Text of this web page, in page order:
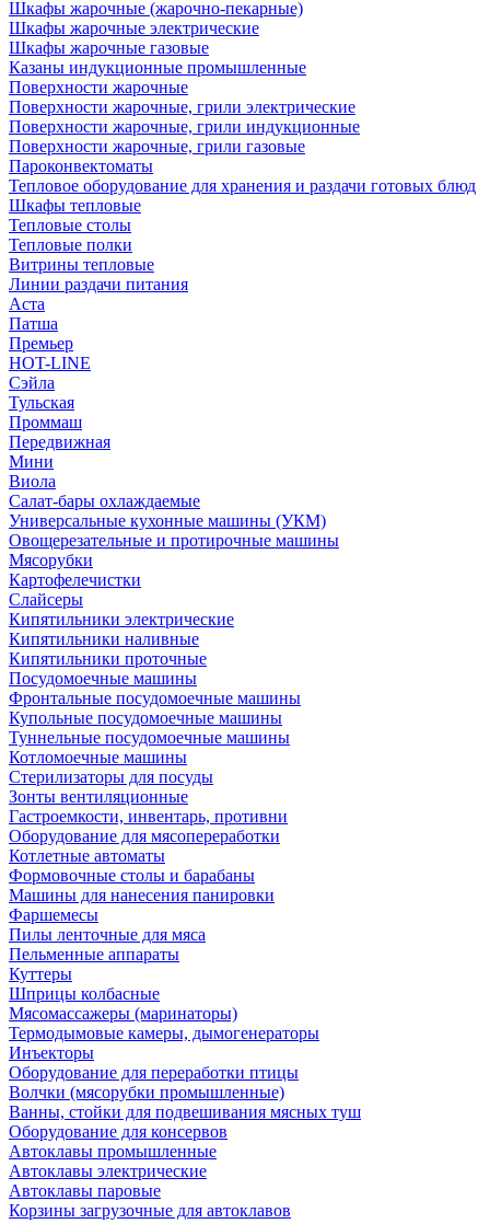
Шкафы жарочные (жарочно-пекарные)
Шкафы жарочные электрические
Шкафы жарочные газовые
Казаны индукционные промышленные
Поверхности жарочные
Поверхности жарочные, грили электрические
Поверхности жарочные, грили индукционные
Поверхности жарочные, грили газовые
Пароконвектоматы
Тепловое оборудование для хранения и раздачи готовых блюд
Шкафы тепловые
Тепловые столы
Тепловые полки
Витрины тепловые
Линии раздачи питания
Аста
Патша
Премьер
HOT-LINE
Сэйла
Тульская
Проммаш
Передвижная
Мини
Виола
Салат-бары охлаждаемые
Универсальные кухонные машины (УКМ)
Овощерезательные и протирочные машины
Мясорубки
Картофелечистки
Слайсеры
Кипятильники электрические
Кипятильники наливные
Кипятильники проточные
Посудомоечные машины
Фронтальные посудомоечные машины
Купольные посудомоечные машины
Туннельные посудомоечные машины
Котломоечные машины
Стерилизаторы для посуды
Зонты вентиляционные
Гастроемкости, инвентарь, противни
Оборудование для мясопереработки
Котлетные автоматы
Формовочные столы и барабаны
Машины для нанесения панировки
Фаршемесы
Пилы ленточные для мяса
Пельменные аппараты
Куттеры
Шприцы колбасные
Мясомассажеры (маринаторы)
Термодымовые камеры, дымогенераторы
Инъекторы
Оборудование для переработки птицы
Волчки (мясорубки промышленные)
Ванны, стойки для подвешивания мясных туш
Оборудование для консервов
Автоклавы промышленные
Автоклавы электрические
Автоклавы паровые
Корзины загрузочные для автоклавов